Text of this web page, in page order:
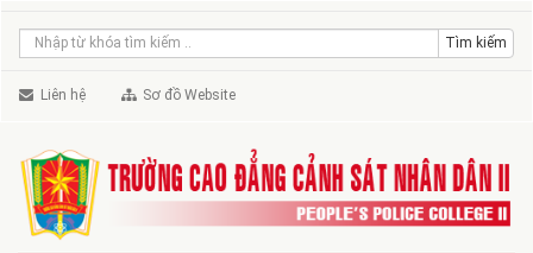
Liên hệ Sơ đồ Website